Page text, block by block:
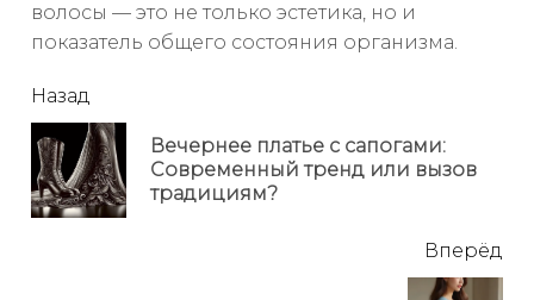
волосы — это не только эстетика, но и
показатель общего состояния организма.
читать
еще
Назад
Вечернее платье с сапогами:
Современный тренд или вызов
традициям?
Вперёд